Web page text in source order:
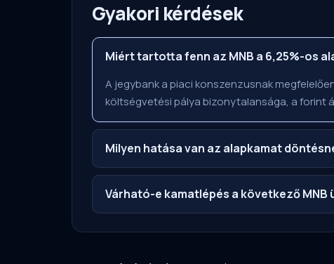
Gyakori kérdések
Miért tartotta fenn az MNB a 6,25%-os
A jegybank a piaci konszenzusnak
költségvetési pálya bizonytalansága, a forint
Milyen hatása van az alapkamat
Várható-e kamatlépés a következő MNB